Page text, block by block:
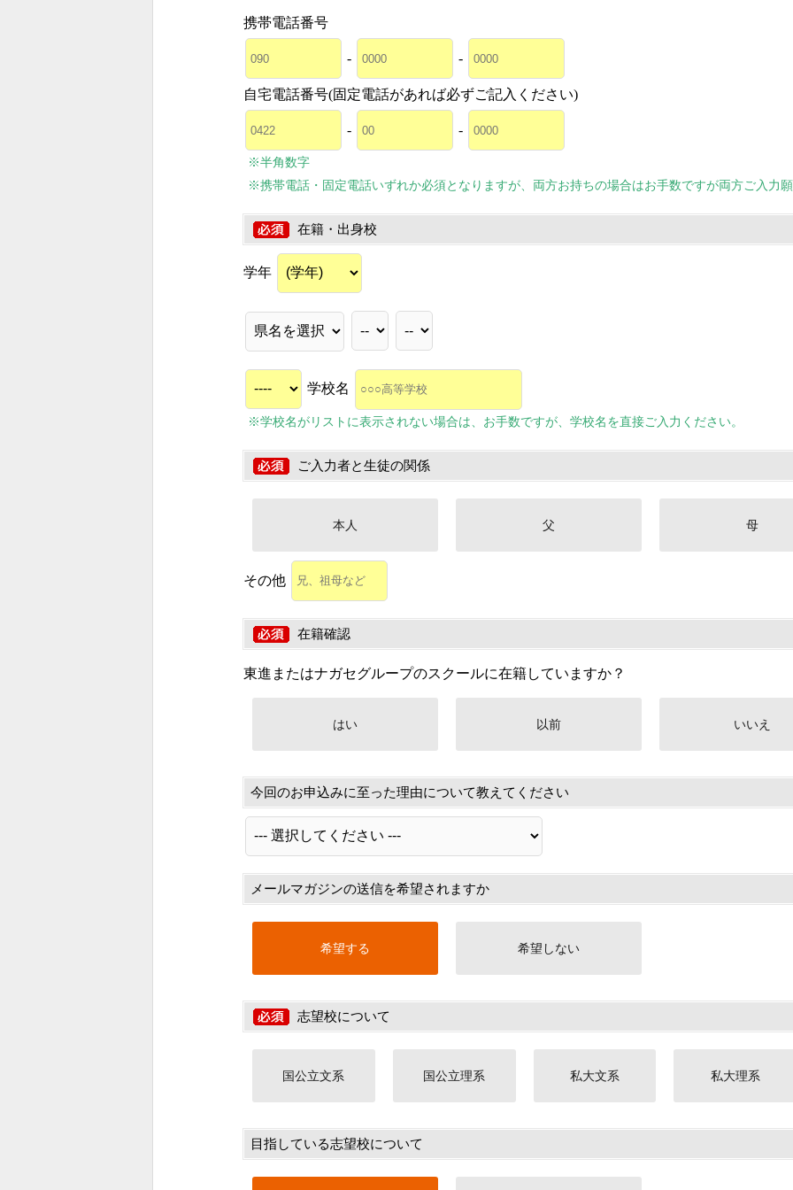
携帯電話番号
- -
自宅電話番号(固定電話があれば必ずご記入ください)
- -
※半角数字
※携帯電話・固定電話いずれか必須となりますが、両方お持ちの場合はお手数ですが両方ご入力
在籍・出身校
学年
学校名
※学校名がリストに表示されない場合は、お手数ですが、学校名を直接ご入力ください。
ご入力者と生徒の関係
本人 父 母
その他
在籍確認
東進またはナガセグループのスクールに在籍していますか？
はい 以前 いいえ
今回のお申込みに至った理由について教えてください
メールマガジンの送信を希望されますか
希望する 希望しない
志望校について
国公立文系 国公立理系 私大文系 私大理系
目指している志望校について